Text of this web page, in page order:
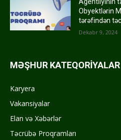
Agentliyinin
Obyektlərin
tərəfindən
Dekabr 9, 2024
MƏŞHUR KATEQORİYALAR
Karyera
Vakansiyalar
Elan və Xəbərlər
Təcrübə Proqramları